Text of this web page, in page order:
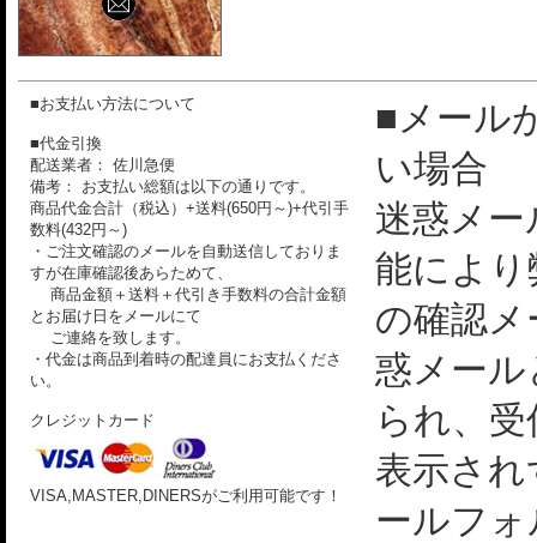
■お支払い方法について
■代金引換
配送業者： 佐川急便
備考： お支払い総額は以下の通りです。
商品代金合計（税込）+送料(650円～)+代引手
数料(432円～)
・ご注文確認のメールを自動送信しておりま
すが在庫確認後あらためて、
商品金額＋送料＋代引き手数料の合計金額
とお届け日をメールにて
ご連絡を致します。
・代金は商品到着時の配達員にお支払くださ
い。
クレジットカード
VISA,MASTER,DINERSがご利用可能です！
■メール
い場合
迷惑メー
能によ
の確認
惑メー
られ、
表示さ
ールフ